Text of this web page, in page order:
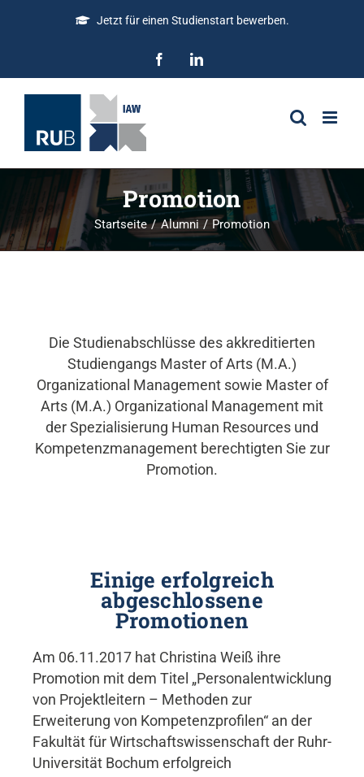
Jetzt für einen Studienstart bewerben.
Promotion
Startseite Alumni Promotion
Die Studienabschlüsse des akkreditierten
Studiengangs Master of Arts (M.A.)
Organizational Management sowie Master of
Arts (M.A.) Organizational Management mit
der Spezialisierung Human Resources und
Kompetenzmanagement berechtigten Sie zur
Promotion.
Einige erfolgreich
abgeschlossene
Promotionen
Am 06.11.2017 hat Christina Weiß ihre
Promotion mit dem Titel „Personalentwicklung
von Projektleitern – Methoden zur
Erweiterung von Kompetenzprofilen“ an der
Fakultät für Wirtschaftswissenschaft der Ruhr-
Universität Bochum erfolgreich